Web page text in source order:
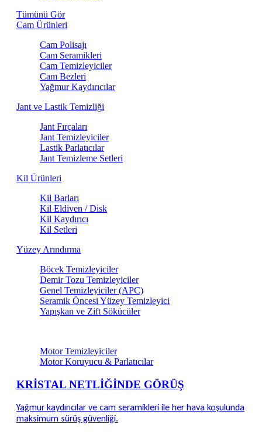
Tümünü Gör
Cam Ürünleri
Cam Polisajı
Cam Seramikleri
Cam Temizleyiciler
Cam Bezleri
Yağmur Kaydırıcılar
Jant ve Lastik Temizliği
Jant Fırçaları
Jant Temizleyiciler
Lastik Parlatıcılar
Jant Temizleme Setleri
Kil Ürünleri
Kil Barları
Kil Eldiven / Disk
Kil Kaydırıcı
Kil Setleri
Yüzey Arındırma
Böcek Temizleyiciler
Demir Tozu Temizleyiciler
Genel Temizleyiciler (APC)
Seramik Öncesi Yüzey Temizleyici
Yapışkan ve Zift Sökücüler
Motor Temizleyiciler
Motor Koruyucu & Parlatıcılar
KRİSTAL NETLİĞİNDE GÖRÜŞ
Yağmur kaydırıcılar ve cam seramikleri ile her hava koşulunda
maksimum sürüş güvenliği.